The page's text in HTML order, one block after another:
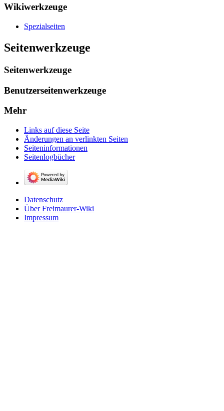
Wikiwerkzeuge
Spezialseiten
Seitenwerkzeuge
Seitenwerkzeuge
Benutzerseitenwerkzeuge
Mehr
Links auf diese Seite
Änderungen an verlinkten Seiten
Seiten­­informationen
Seitenlogbücher
Datenschutz
Über Freimaurer-Wiki
Impressum